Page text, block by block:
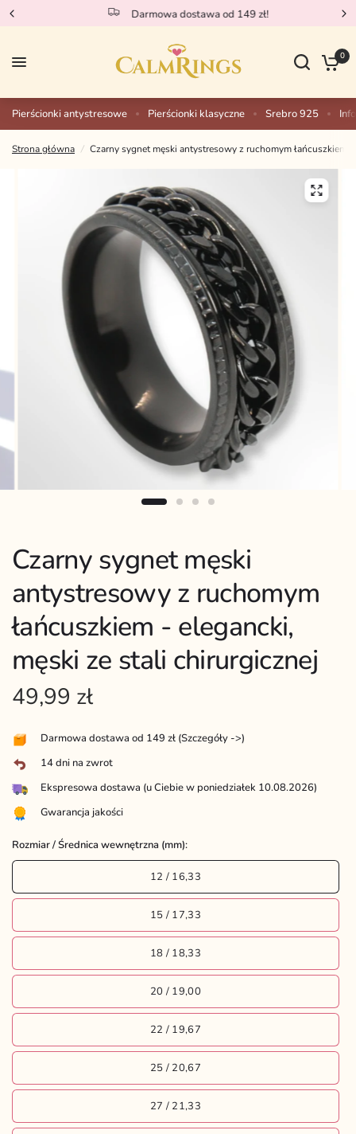
Darmowa dostawa od 149 zł!
0
Pierścionki antystresowe Pierścionki klasyczne Srebro 925
Strona główna / Czarny sygnet męski antystresowy z ruchomym łańcuszkiem
Czarny sygnet męski
antystresowy z ruchomym
łańcuszkiem - elegancki,
męski ze stali chirurgicznej
49,99 zł
Darmowa dostawa od 149 zł (Szczegóły ->)
14 dni na zwrot
Ekspresowa dostawa (u Ciebie w poniedziałek 10.08.2026)
Gwarancja jakości
Rozmiar / Średnica wewnętrzna (mm):
12 / 16,33
15 / 17,33
18 / 18,33
20 / 19,00
22 / 19,67
25 / 20,67
27 / 21,33